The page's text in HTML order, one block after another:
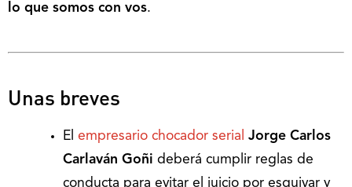
lo que somos con vos.
Unas breves
El empresario chocador serial Jorge Carlos
Carlaván Goñi deberá cumplir reglas de
conducta para evitar el juicio por esquivar y